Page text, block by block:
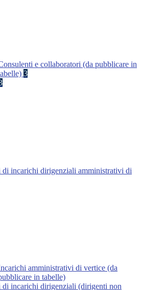
e collaboratori (da pubblicare in
3
di incarichi dirigenziali amministrativi di
amministrativi di vertice (da
in tabelle)
di incarichi dirigenziali (dirigenti non